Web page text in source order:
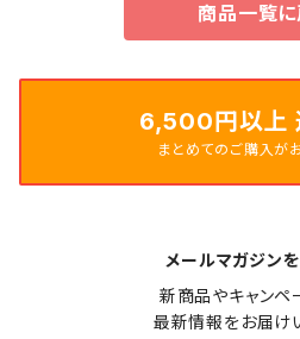
商品一覧に
6,500円以上
まとめてのご購入が
メールマガジン
新商品やキャンペ
最新情報をお届け